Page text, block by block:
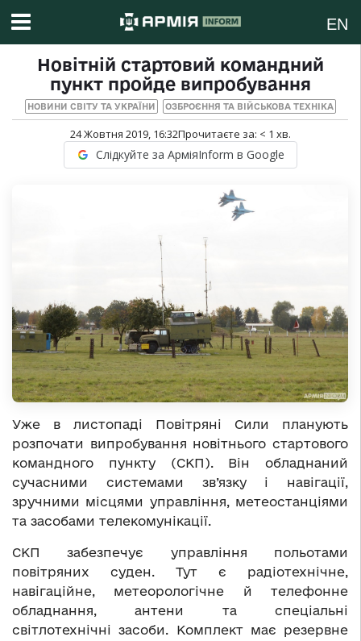
EN
Новітній стартовий командний
пункт пройде випробування
НОВИНИ СВІТУ ТА УКРАЇНИ ОЗБРОЄННЯ ТА ВІЙСЬКОВА ТЕХНІКА
24 Жовтня 2019, 16:32Прочитаєте за: < 1 хв.
Слідкуйте за АрміяInform в Google
Уже в листопаді Повітряні Сили планують
розпочати випробування новітнього стартового
командного пункту (СКП). Він обладнаний
сучасними системами зв’язку і навігації,
зручними місцями управління, метеостанціями
та засобами телекомунікації.
СКП забезпечує управління польотами
повітряних суден. Тут є радіотехнічне,
навігаційне, метеорологічне й телефонне
обладнання, антени та спеціальні
світлотехнічні засоби. Комплект має резервне